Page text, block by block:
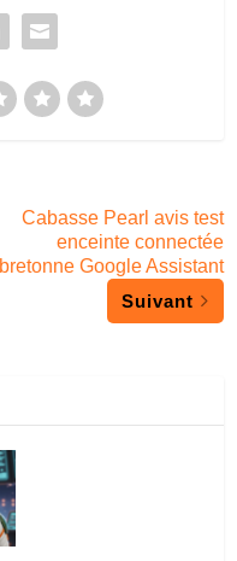
Cabasse Pearl avis test
enceinte connectée
bretonne Google Assistant
Suivant